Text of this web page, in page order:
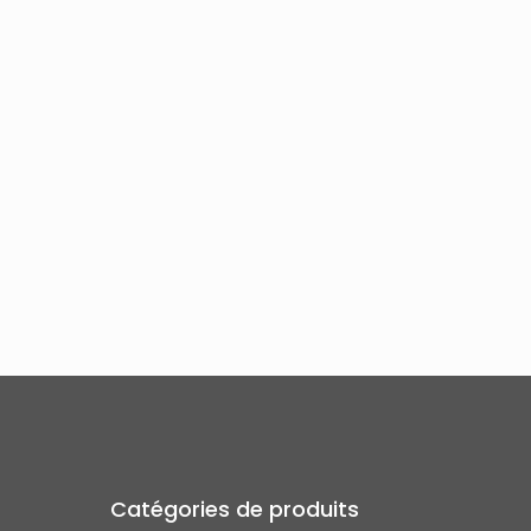
Catégories de produits